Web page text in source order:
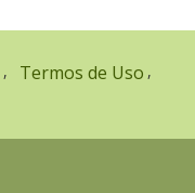
Termos de Uso